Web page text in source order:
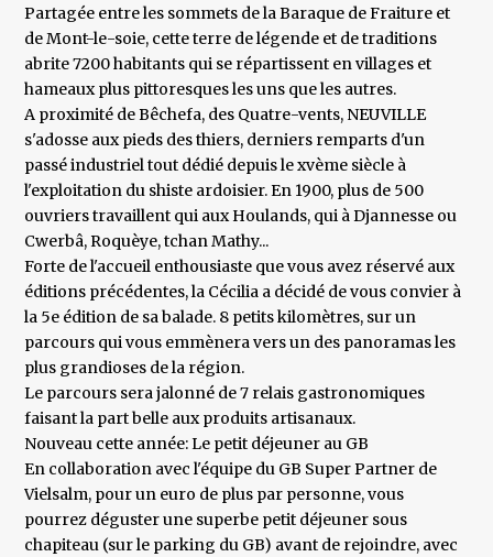
Partagée entre les sommets de la Baraque de Fraiture et
de Mont-le-soie, cette terre de légende et de traditions
abrite 7200 habitants qui se répartissent en villages et
hameaux plus pittoresques les uns que les autres.
A proximité de Bêchefa, des Quatre-vents, NEUVILLE
s'adosse aux pieds des thiers, derniers remparts d'un
passé industriel tout dédié depuis le xvème siècle à
l'exploitation du shiste ardoisier. En 1900, plus de 500
ouvriers travaillent qui aux Houlands, qui à Djannesse ou
Cwerbâ, Roquèye, tchan Mathy...
Forte de l'accueil enthousiaste que vous avez réservé aux
éditions précédentes, la Cécilia a décidé de vous convier à
la 5e édition de sa balade. 8 petits kilomètres, sur un
parcours qui vous emmènera vers un des panoramas les
plus grandioses de la région.
Le parcours sera jalonné de 7 relais gastronomiques
faisant la part belle aux produits artisanaux.
Nouveau cette année: Le petit déjeuner au GB
En collaboration avec l'équipe du GB Super Partner de
Vielsalm, pour un euro de plus par personne, vous
pourrez déguster une superbe petit déjeuner sous
chapiteau (sur le parking du GB) avant de rejoindre, avec